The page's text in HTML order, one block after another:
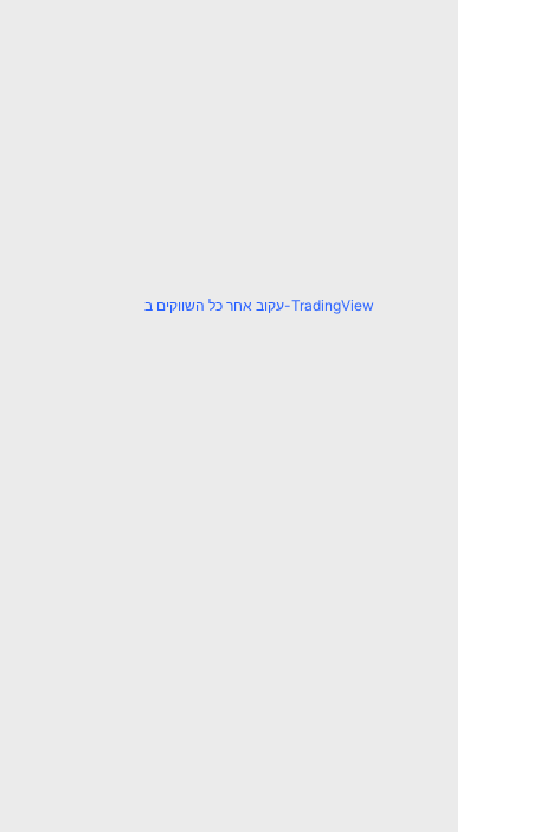
עקוב אחר כל השווקים ב-TradingView